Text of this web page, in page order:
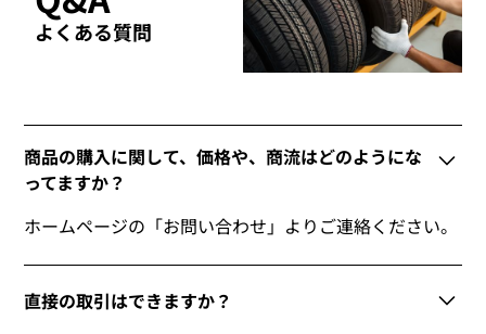
よくある質問
商品の購入に関して、価格や、商流はどのようにな
ってますか？
ホームページの「お問い合わせ」よりご連絡ください。
直接の取引はできますか？